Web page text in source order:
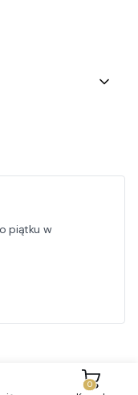
piątku w
Produkty